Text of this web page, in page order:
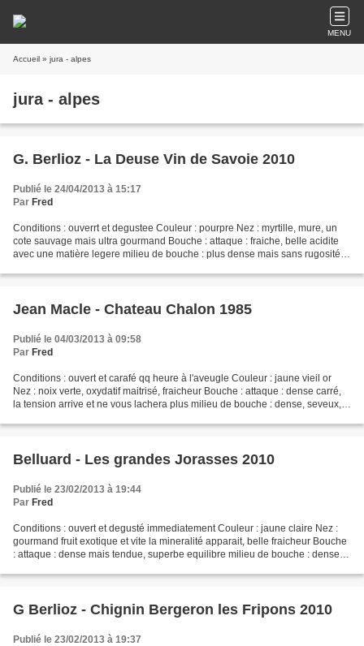
MENU
Accueil » jura - alpes
jura - alpes
G. Berlioz - La Deuse Vin de Savoie 2010
Publié le 24/04/2013 à 15:17
Par Fred
Conditions : ouverrt et degustee Couleur : pourpre Nez : myrtille, mure, un
cote sauvage mais ultra gourmand Bouche : attaque : fraiche, belle acidite
avec une matière legere milieu de bouche : plus dense mais sans rugosité
Jean Macle - Chateau Chalon 1985
Publié le 04/03/2013 à 09:58
Par Fred
Conditions : ouvert et carafé qq heure à l'aveugle Couleur : jaune vieil or
Nez : noix verte, oxydatif maitrisé, fraicheur Bouche : attaque : dense carré,
la tension arrive et ne vous lachera plus milieu de bouche : dense, seveux,
Belluard - Les grandes Jorasses 2010
Publié le 23/02/2013 à 19:44
Par Fred
Conditions : ouvert et degusté immediatement Couleur : jaune claire Nez :
gourmand fruit exotique et vite la mineralité apparait, belle fraicheur Bouche
: attaque : dense mais tendue, superbe equilibre milieu de bouche : dense et
G Berlioz - Chignin Bergeron les Fripons 2010
Publié le 23/02/2013 à 19:37